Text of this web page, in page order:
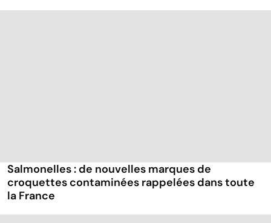
Salmonelles : de nouvelles marques de
croquettes contaminées rappelées dans toute
la France